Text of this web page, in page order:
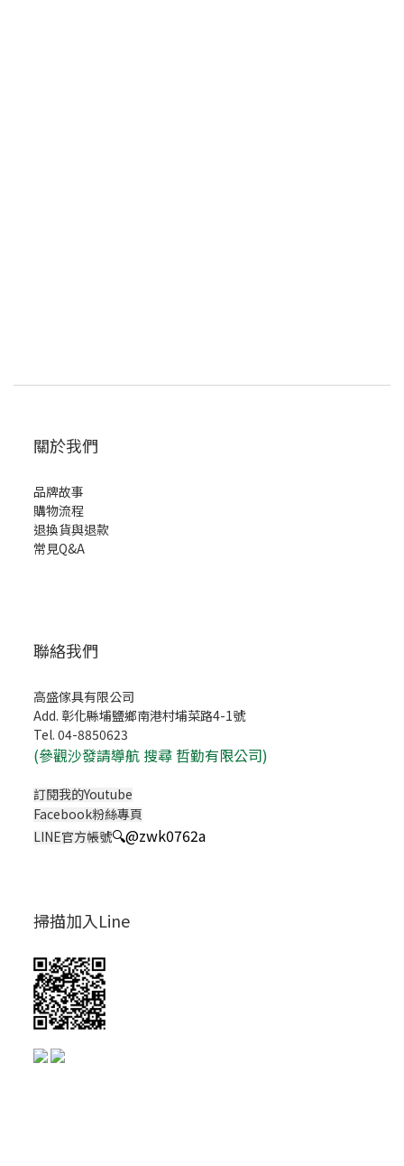
關於我們
品牌故事
購物流程
退換貨與退款
常見Q&A
聯絡我們
高盛傢具有限公司
Add. 彰化縣埔鹽鄉南港村埔菜路4-1號
Tel. 04-8850623
(參觀沙發請導航 搜尋 哲勤有限公司)
訂閱我的Youtube
Facebook粉絲專頁
LINE官方帳號🔍@zwk0762a
掃描加入Line